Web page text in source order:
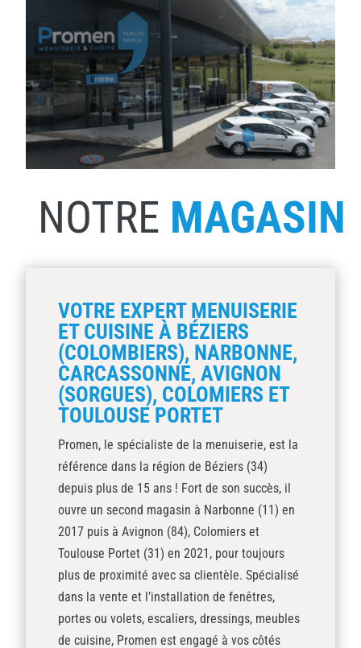
NOTRE MAGASIN
VOTRE EXPERT MENUISERIE
ET CUISINE À BÉZIERS
(COLOMBIERS), NARBONNE,
CARCASSONNE, AVIGNON
(SORGUES), COLOMIERS ET
TOULOUSE PORTET
Promen, le spécialiste de la menuiserie, est la
référence dans la région de Béziers (34)
depuis plus de 15 ans ! Fort de son succès, il
ouvre un second magasin à Narbonne (11) en
2017 puis à Avignon (84), Colomiers et
Toulouse Portet (31) en 2021, pour toujours
plus de proximité avec sa clientèle. Spécialisé
dans la vente et l’installation de fenêtres,
portes ou volets, escaliers, dressings, meubles
de cuisine, Promen est engagé à vos côtés